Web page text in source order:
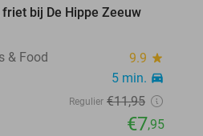
33%
bij De Hippe Zeeuw
& Food
9.9 star
5 min. directions_car
Regulier €11,95
€7,95